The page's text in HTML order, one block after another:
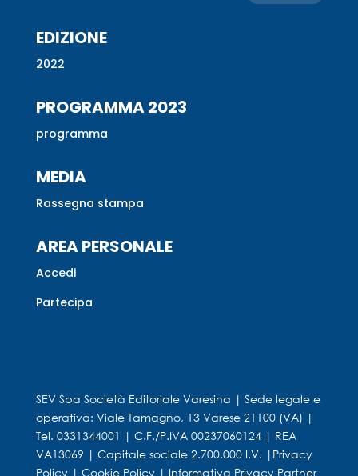
EDIZIONE
2022
PROGRAMMA 2023
programma
MEDIA
Rassegna stampa
AREA PERSONALE
Accedi
Partecipa
SEV Spa Società Editoriale Varesina | Sede legale e
operativa: Viale Tamagno, 13 Varese 21100 (VA) |
Tel. 0331344001 | C.F./P.IVA 00237060124 | REA
VA13069 | Capitale sociale 2.700.000 I.V. | Privacy
Policy| Cookie Policy| Informativa Privacy Partner